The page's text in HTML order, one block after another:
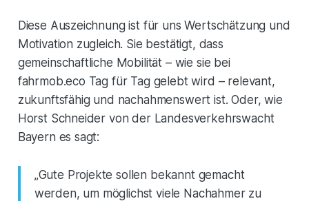
Diese Auszeichnung ist für uns Wertschätzung und
Motivation zugleich. Sie bestätigt, dass
gemeinschaftliche Mobilität – wie sie bei
fahrmob.eco Tag für Tag gelebt wird – relevant,
zukunftsfähig und nachahmenswert ist. Oder, wie
Horst Schneider von der Landesverkehrswacht
Bayern es sagt:
„Gute Projekte sollen bekannt gemacht
werden, um möglichst viele Nachahmer zu